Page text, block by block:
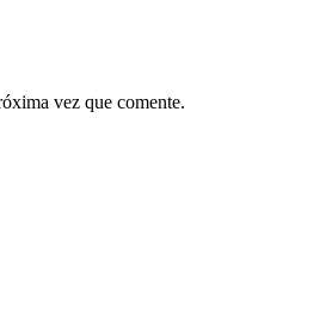
vez que comente.